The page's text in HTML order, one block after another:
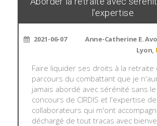
l’expertise
2021-06-07
Anne-Catherine E.
Lyon,
Faire liquider ses droits à la retraite
parcours du combattant que je
jamais abordé avec sérénité sans le
concours de CIRDIS et l'expertise
collaborateurs qui m'ont
déchargé de tout tracas avec